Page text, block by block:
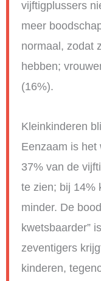
vijftigplussers
meer
normaal, zodat
hebben;
(16%).
Kleinkinderen
Eenzaam is het
37% van de
te zien; bij 14%
minder. De
kwetsbaarder”
zeventigers
kinderen,